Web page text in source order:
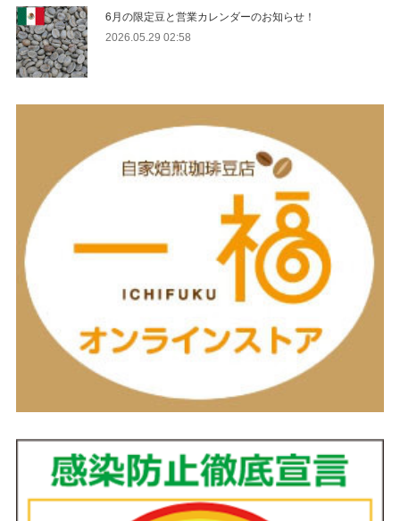
6月の限定豆と営業カレンダーのお知らせ！
2026.05.29 02:58